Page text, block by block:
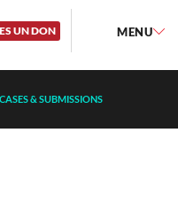
UN DON MENU
& SUBMISSIONS